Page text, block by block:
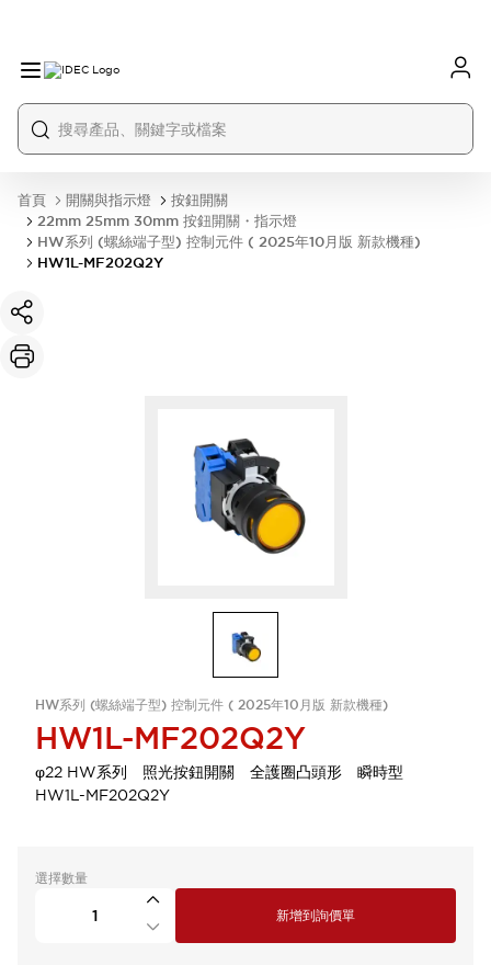
首頁 開關與指示燈
按鈕開關
22mm 25mm 30mm 按鈕開關・指示燈
HW系列 (螺絲端子型) 控制元件 ( 2025年10月版 新款機種)
HW1L-MF202Q2Y
HW系列 (螺絲端子型) 控制元件 ( 2025年10月版 新款機種)
HW1L-MF202Q2Y
φ22 HW系列 照光按鈕開關 全護圈凸頭形 瞬時型
HW1L-MF202Q2Y
選擇數量
新增到詢價單